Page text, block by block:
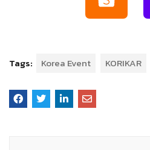
Tags: Korea Event KORIKAR